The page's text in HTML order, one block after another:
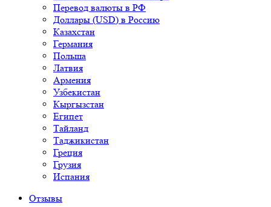
Перевод валюты в РФ
Доллары (USD) в Россию
Казахстан
Германия
Польша
Латвия
Армения
Узбекистан
Кыргызстан
Египет
Тайланд
Таджикистан
Греция
Грузия
Испания
Отзывы